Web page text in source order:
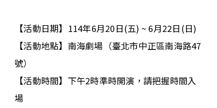
【活動日期】114年6月20日(五) ~ 6月22日(日)
【活動地點】南海劇場（臺北市中正區南海路47
號）
【活動時間】下午2時準時開演，請把握時間入
場